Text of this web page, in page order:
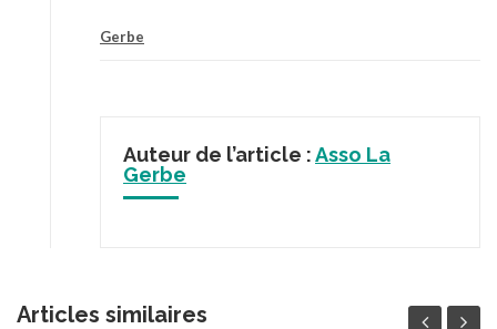
Gerbe
Auteur de l’article :Asso La
Gerbe
Articles similaires